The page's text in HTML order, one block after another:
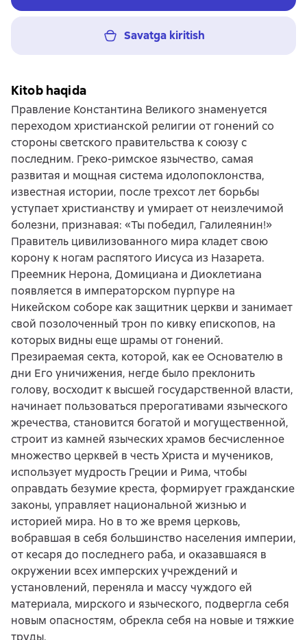
Savatga kiritish
Kitob haqida
Правление Константина Великого знаменуется
переходом христианской религии от гонений со
стороны светского правительства к союзу с
последним. Греко-римское язычество, самая
развитая и мощная система идолопоклонства,
известная истории, после трехсот лет борьбы
уступает христианству и умирает от неизлечимой
болезни, признавая: «Ты победил, Галилеянин!»
Правитель цивилизованного мира кладет свою
корону к ногам распятого Иисуса из Назарета.
Преемник Нерона, Домициана и Диоклетиана
появляется в императорском пурпуре на
Никейском соборе как защитник церкви и занимает
свой позолоченный трон по кивку епископов, на
которых видны еще шрамы от гонений.
Презираемая секта, которой, как ее Основателю в
дни Его уничижения, негде было преклонить
голову, восходит к высшей государственной власти,
начинает пользоваться прерогативами языческого
жречества, становится богатой и могущественной,
строит из камней языческих храмов бесчисленное
множество церквей в честь Христа и мучеников,
использует мудрость Греции и Рима, чтобы
оправдать безумие креста, формирует гражданские
законы, управляет национальной жизнью и
историей мира. Но в то же время церковь,
вобравшая в себя большинство населения империи,
от кесаря до последнего раба, и оказавшаяся в
окружении всех имперских учреждений и
установлений, переняла и массу чуждого ей
материала, мирского и языческого, подвергла себя
новым опасностям, обрекла себя на новые и тяжкие